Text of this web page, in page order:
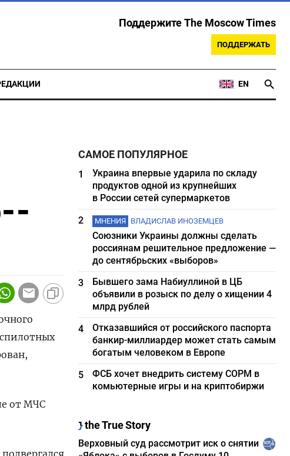
Поддержите The Moscow Times
ПОДДЕРЖАТЬ
EN
от МЧС
САМОЕ ПОПУЛЯРНОЕ
1
Украина впервые ударила по складу
продуктов одной из крупнейших
в России сетей супермаркетов
2
МНЕНИЯ ВЛАДИСЛАВ ИНОЗЕМЦЕВ
Союзники Украины должны сделать
россиянам решительное предложение —
до сентябрьских «выборов»
3
Бывшего зама Набиуллиной в ЦБ
объявили в розыск по делу о хищении 4
млрд рублей
4
Отказавшийся от российского паспорта
банкир-миллиардер может стать самым
богатым человеком в Европе
5
ФСБ хочет внедрить систему СОРМ в
комьютерные игры и на криптобиржи